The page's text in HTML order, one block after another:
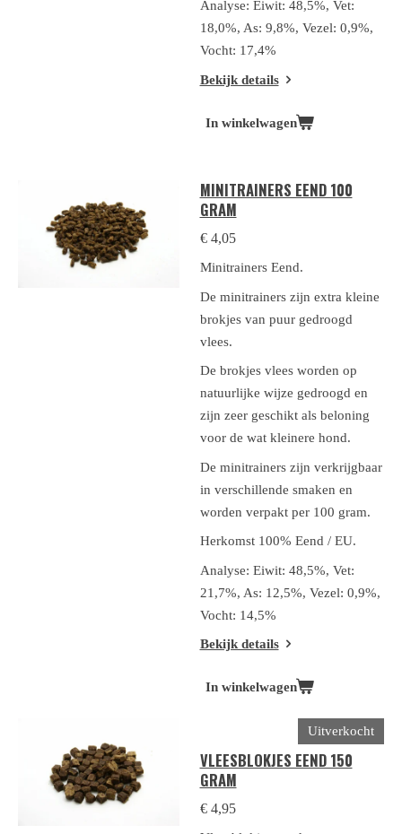
Analyse: Eiwit: 48,5%, Vet:
18,0%, As: 9,8%, Vezel: 0,9%,
Vocht: 17,4%
Bekijk details
In winkelwagen
MINITRAINERS EEND 100
GRAM
€ 4,05
Minitrainers Eend.
De minitrainers zijn extra kleine
brokjes van puur gedroogd
vlees.
De brokjes vlees worden op
natuurlijke wijze gedroogd en
zijn zeer geschikt als beloning
voor de wat kleinere hond.
De minitrainers zijn verkrijgbaar
in verschillende smaken en
worden verpakt per 100 gram.
Herkomst 100% Eend / EU.
Analyse: Eiwit: 48,5%, Vet:
21,7%, As: 12,5%, Vezel: 0,9%,
Vocht: 14,5%
Bekijk details
In winkelwagen
Uitverkocht
VLEESBLOKJES EEND 150
GRAM
€ 4,95